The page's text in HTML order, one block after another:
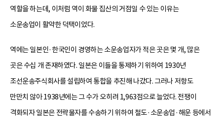
역할을 하는데, 이처럼 역이 화물 집산의 거점일 수 있는 이유는
소운송업이 활약한 덕택이었다.
역에는 일본인·한국인이 경영하는 소운송업자가 적은 곳은 몇 개, 많은
곳은 수십 개 존재하였다. 일본은 이들을 통제하기 위하여 1930년
조선운송주식회사를 설립하여 통합을 추진해 나갔다. 그러나 저항도
만만치 않아 1938년에는 그 수가 오히려 1,963점으로 늘었다. 전쟁이
격화되자 일본은 전략물자를 수송하기 위하여 철도·소운송업·해운 등에서